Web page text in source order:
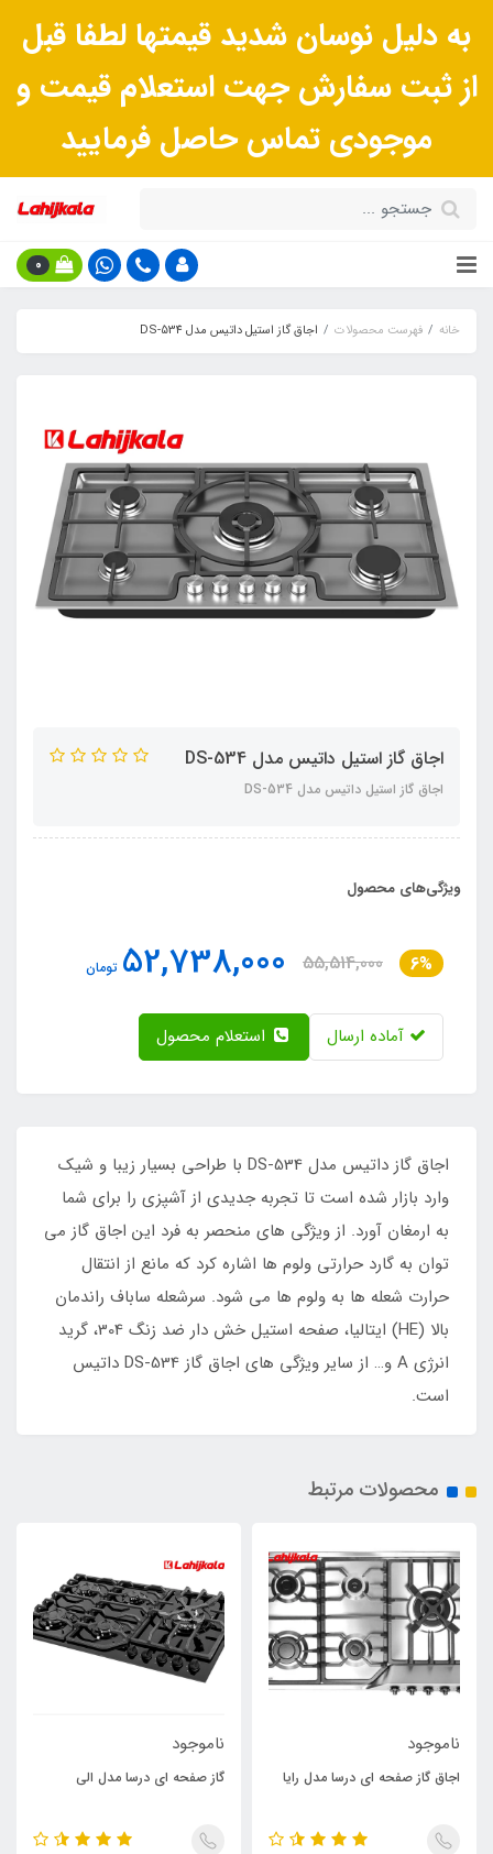
به دلیل نوسان شدید قیمتها لطفا قبل
از ثبت سفارش جهت استعلام قیمت و
موجودی تماس حاصل فرمایید
0
خانه فهرست محصولات اجاق گاز استیل داتیس مدل DS-534
اجاق گاز استیل داتیس مدل DS-534
اجاق گاز استیل داتیس مدل DS-534
ویژگی‌های محصول
6%
55,514,000
52,738,000 تومان
آماده ارسال
اجاق گاز داتیس مدل DS-534 با طراحی بسیار زیبا و شیک
وارد بازار شده است تا تجربه جدیدی از آشپزی را برای شما
به ارمغان آورد. از ویژگی های منحصر به فرد این اجاق گاز می
توان به گارد حرارتی ولوم ها اشاره کرد که مانع از انتقال
حرارت شعله ها به ولوم ها می شود. سرشعله ساباف راندمان
بالا (HE) ایتالیا، صفحه استیل خش دار ضد زنگ 304، گرید
انرژی A و… از سایر ویژگی های اجاق گاز DS-534 داتیس
است.
محصولات مرتبط
ناموجود
اجاق گاز صفحه ای درسا مدل رایا
ناموجود
گاز صفحه ای درسا مدل الی